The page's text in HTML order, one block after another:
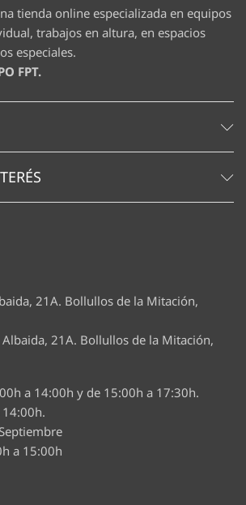
tienda online especializada en equipos
trabajos en altura, en espacios
especiales.
FPT.
21A. Bollullos de la Mitación,
Albaida, 21A. Bollullos de la Mitación,
a 14:00h y de 15:00h a 17:30h.
a 15:00h